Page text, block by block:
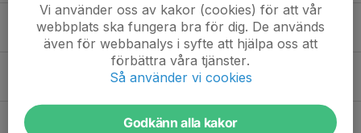
5. Clint Andersson
6. Nils Lenander
7. Vidar Björnström
Vi använder oss av kakor (cookies) för att vår
webbplats ska fungera bra för dig. De används
även för webbanalys i syfte att hjälpa oss att
förbättra våra tjänster.
Så använder vi cookies
Godkänn alla kakor